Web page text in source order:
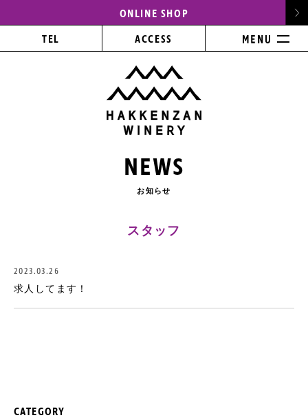
ONLINE SHOP
TEL ACCESS
NEWS
お知らせ
スタッフ
2023.03.26
求人してます！
CATEGORY